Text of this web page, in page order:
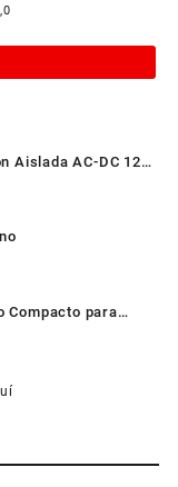
Aislada AC-DC 12V
Compacto para